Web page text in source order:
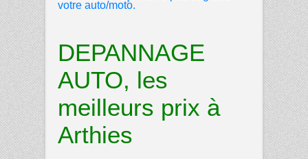
votre auto/moto.
DEPANNAGE
AUTO, les
meilleurs prix à
Arthies